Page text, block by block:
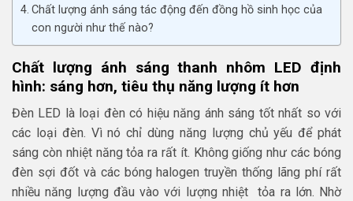
Chất lượng ánh sáng tác động đến đồng hồ sinh học của
con người như thế nào?
Chất lượng ánh sáng thanh nhôm LED định
hình: sáng hơn, tiêu thụ năng lượng ít hơn
Đèn LED là loại đèn có hiệu năng ánh sáng tốt nhất so với
các loại đèn. Vì nó chỉ dùng năng lượng chủ yếu để phát
sáng còn nhiệt năng tỏa ra rất ít. Không giống như các bóng
đèn sợi đốt và các bóng halogen truyền thống lãng phí rất
nhiều năng lượng đầu vào với lượng nhiệt tỏa ra lớn. Nhờ